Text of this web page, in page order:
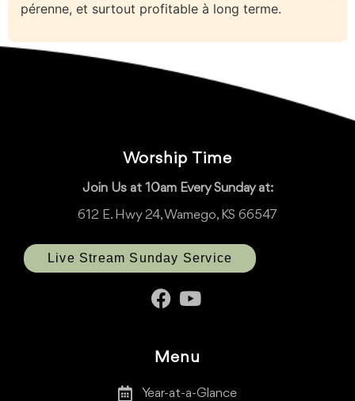
pérenne, et surtout profitable à long terme.
Worship Time
Join Us at 10am Every Sunday at:
612 E. Hwy 24, Wamego, KS 66547
Live Stream Sunday Service
Menu
Year-at-a-Glance